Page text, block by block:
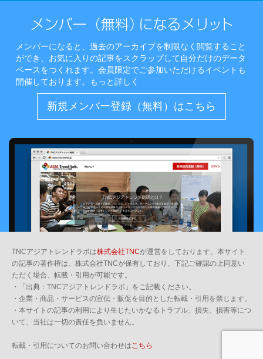
メンバーになると、過去のアーカイブを制限なく閲覧すること
ができ、お気に入りの記事をスクラップして自分だけのデータ
ベースをつくれます。会員限定でご参加いただけるイベントも
開催しております。
もっと詳しく
新規メンバー登録（無料）はこちら
TNCアジアトレンドラボは株式会社TNCが運営をしております。本サイト
の記事の著作権は、株式会社TNCが保有しており、下記ご確認の上同意い
ただく場合、転載・引用が可能です。
・「出典：TNCアジアトレンドラボ」をご記載ください。
・企業・商品・サービスの宣伝・販促を目的とした転載・引用を禁じます。
・本サイトの記事の利用により生じたいかなるトラブル、損失、損害等につ
いて、当社は一切の責任を負いません。
転載・引用についてのお問い合わせはこちら